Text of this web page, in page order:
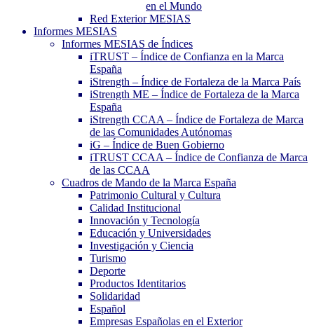
en el Mundo
Red Exterior MESIAS
Informes MESIAS
Informes MESIAS de Índices
iTRUST – Índice de Confianza en la Marca
España
iStrength – Índice de Fortaleza de la Marca País
iStrength ME – Índice de Fortaleza de la Marca
España
iStrength CCAA – Índice de Fortaleza de Marca
de las Comunidades Autónomas
iG – Índice de Buen Gobierno
iTRUST CCAA – Índice de Confianza de Marca
de las CCAA
Cuadros de Mando de la Marca España
Patrimonio Cultural y Cultura
Calidad Institucional
Innovación y Tecnología
Educación y Universidades
Investigación y Ciencia
Turismo
Deporte
Productos Identitarios
Solidaridad
Español
Empresas Españolas en el Exterior